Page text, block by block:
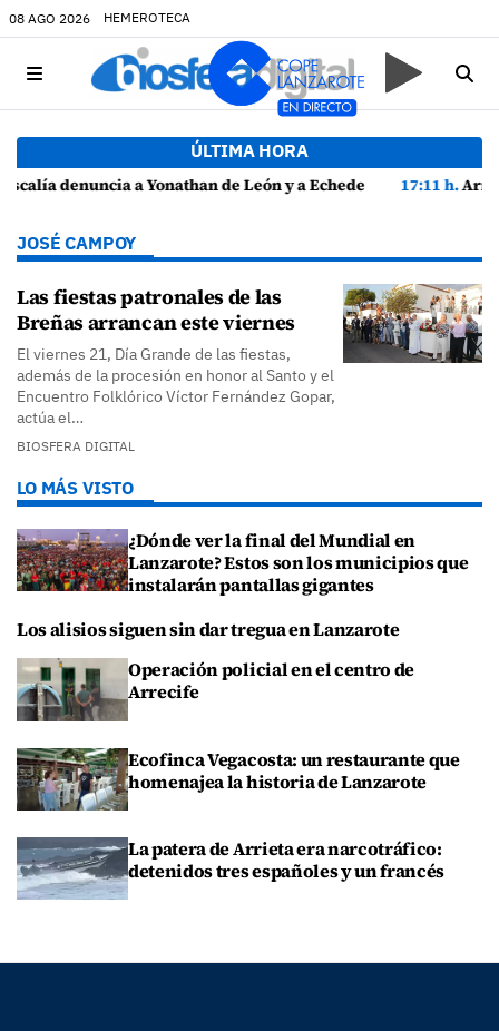
08 AGO 2026 HEMEROTECA
ÚLTIMA HORA
y a Echedey Eugenio por presuntas anomalías en contratos festivos
17:11 h.Arrecife reabre la playa de El Reducto con las
JOSÉ CAMPOY
Las fiestas patronales de las
Breñas arrancan este viernes
El viernes 21, Día Grande de las fiestas,
además de la procesión en honor al Santo y el
Encuentro Folklórico Víctor Fernández Gopar,
actúa el…
BIOSFERA DIGITAL
LO MÁS VISTO
¿Dónde ver la final del Mundial en
Lanzarote? Estos son los municipios que
instalarán pantallas gigantes
Los alisios siguen sin dar tregua en Lanzarote
Operación policial en el centro de
Arrecife
Ecofinca Vegacosta: un restaurante que
homenajea la historia de Lanzarote
La patera de Arrieta era narcotráfico:
detenidos tres españoles y un francés